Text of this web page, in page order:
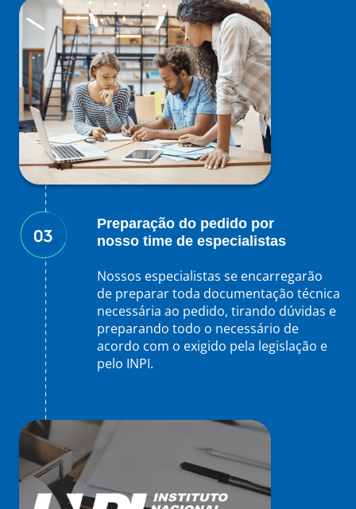
Preparação do pedido por
nosso time de especialistas
Nossos especialistas se encarregarão
de preparar toda documentação técnica
necessária ao pedido, tirando dúvidas e
preparando todo o necessário de
acordo com o exigido pela legislação e
pelo INPI.